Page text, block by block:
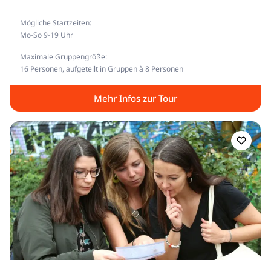
Mögliche Startzeiten:
Mo-So 9-19 Uhr
Maximale Gruppengröße:
16 Personen, aufgeteilt in Gruppen à 8 Personen
Mehr Infos zur Tour